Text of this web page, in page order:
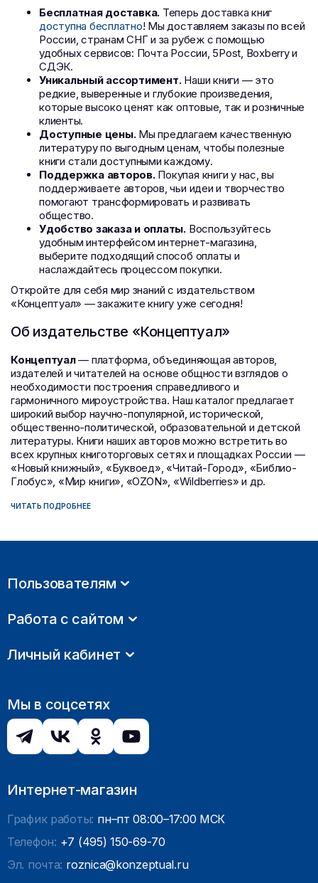
Бесплатная доставка. Теперь доставка книг
доступна бесплатно! Мы доставляем заказы по всей
России, странам СНГ и за рубеж с помощью
удобных сервисов: Почта России, 5Post, Boxberry и
СДЭК.
Уникальный ассортимент.Наши книги — это
редкие, выверенные и глубокие произведения,
которые высоко ценят как оптовые, так и розничные
клиенты.
Доступные цены.Мы предлагаем качественную
литературу по выгодным ценам, чтобы полезные
книги стали доступными каждому.
Поддержка авторов.Покупая книги у нас, вы
поддерживаете авторов, чьи идеи и творчество
помогают трансформировать и развивать
общество.
Удобство заказа и оплаты. Воспользуйтесь
удобным интерфейсом интернет-магазина,
выберите подходящий способ оплаты и
наслаждайтесь процессом покупки.
Откройте для себя мир знаний с издательством
«Концептуал» — закажите книгу уже сегодня!
Об издательстве «Концептуал»
Концептуал— платформа, объединяющая авторов,
издателей и читателей на основе общности взглядов о
необходимости построения справедливого и
гармоничного мироустройства. Наш каталог предлагает
широкий выбор научно-популярной, исторической,
общественно-политической, образовательной и детской
литературы. Книги наших авторов можно встретить во
всех крупных книготорговых сетях и площадках России —
«Новый книжный», «Буквоед», «Читай-Город», «Библио-
Глобус», «Мир книги», «OZON», «Wildberries» и др.
ЧИТАТЬ ПОДРОБНЕЕ
Пользователям
Работа с сайтом
Личный кабинет
Мы в соцсетях
Интернет-магазин
График работы: пн–пт 08:00–17:00 МСК
Телефон: +7 (495) 150-69-70
Эл. почта: roznica@konzeptual.ru